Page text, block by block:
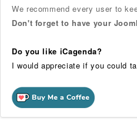
We recommend every user to
Don't forget to have your
Do you like iCagenda?
I would appreciate if you could